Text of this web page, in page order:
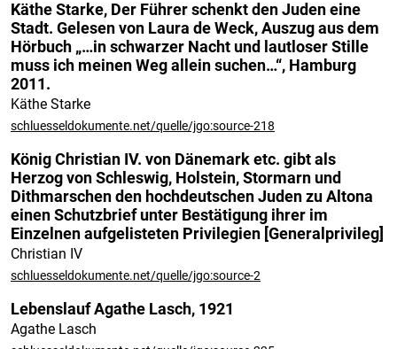
Käthe Starke, Der Führer schenkt den Juden eine
Stadt. Gelesen von Laura de Weck, Auszug aus dem
Hörbuch „…in schwarzer Nacht und lautloser Stille
muss ich meinen Weg allein suchen…“, Hamburg
2011.
Käthe Starke
schluesseldokumente.net/quelle/jgo:source-218
König Christian IV. von Dänemark etc. gibt als
Herzog von Schleswig, Holstein, Stormarn und
Dithmarschen den hochdeutschen Juden zu Altona
einen Schutzbrief unter Bestätigung ihrer im
Einzelnen aufgelisteten Privilegien [Generalprivileg]
Christian IV
schluesseldokumente.net/quelle/jgo:source-2
Lebenslauf Agathe Lasch, 1921
Agathe Lasch